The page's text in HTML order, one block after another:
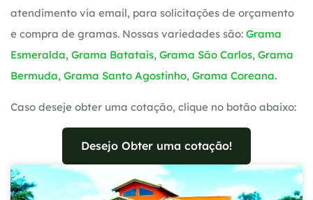
atendimento via email, para solicitações de orçamento
e compra de gramas. Nossas variedades são: Grama
Esmeralda, Grama Batatais, Grama São Carlos, Grama
Bermuda, Grama Santo Agostinho, Grama Coreana.
Caso deseje obter uma cotação, clique no botão abaixo:
Desejo Obter uma cotação!